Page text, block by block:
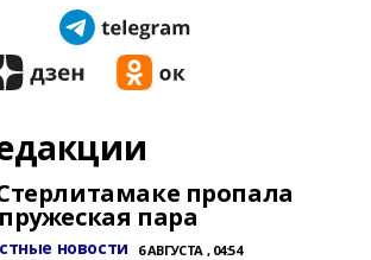
пропала
пара
новости 6 АВГУСТА , 04:54